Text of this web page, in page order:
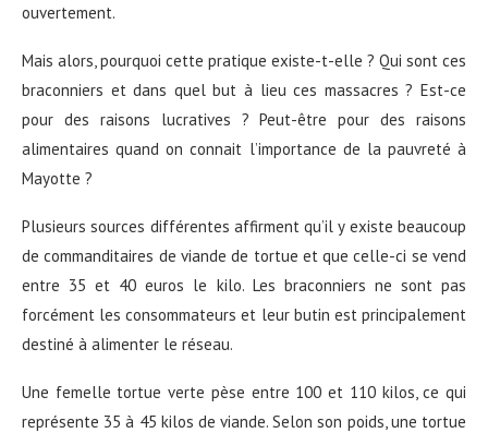
ouvertement.
Mais alors, pourquoi cette pratique existe-t-elle ? Qui sont ces
braconniers et dans quel but à lieu ces massacres ? Est-ce
pour des raisons lucratives ? Peut-être pour des raisons
alimentaires quand on connait l’importance de la pauvreté à
Mayotte ?
Plusieurs sources différentes affirment qu’il y existe beaucoup
de commanditaires de viande de tortue et que celle-ci se vend
entre 35 et 40 euros le kilo. Les braconniers ne sont pas
forcément les consommateurs et leur butin est principalement
destiné à alimenter le réseau.
Une femelle tortue verte pèse entre 100 et 110 kilos, ce qui
représente 35 à 45 kilos de viande. Selon son poids, une tortue